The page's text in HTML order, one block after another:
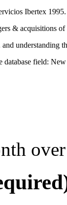
Ibertex
& acquisitions
field: